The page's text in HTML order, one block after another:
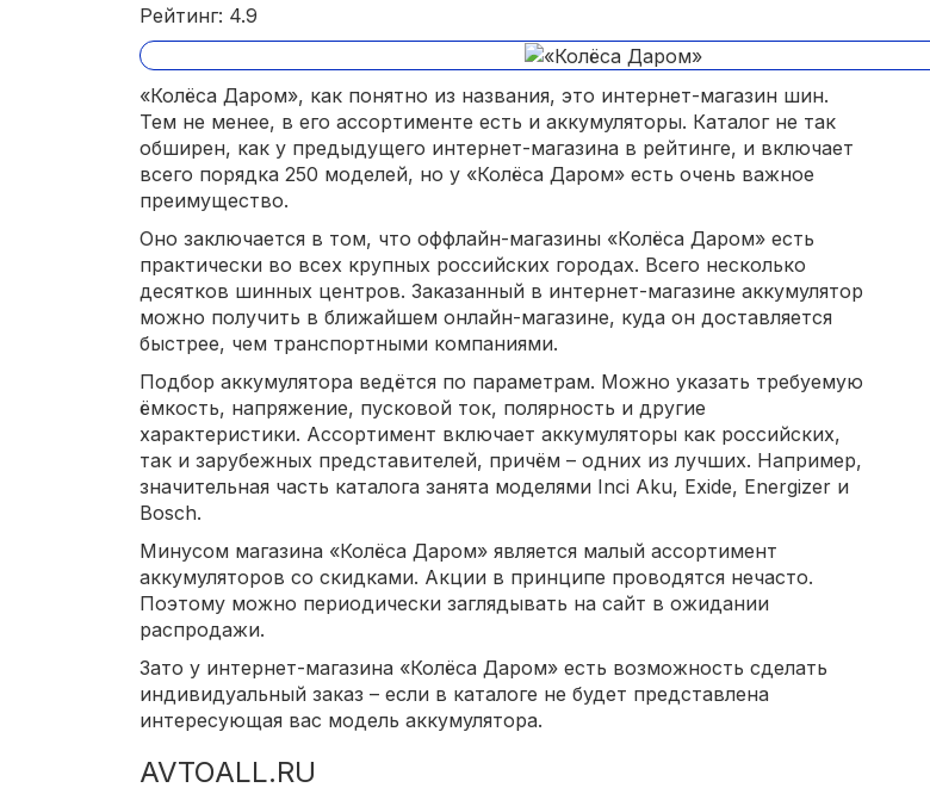
Рейтинг: 4.9
«Колёса Даром», как понятно из названия, это интернет-магазин шин.
Тем не менее, в его ассортименте есть и аккумуляторы. Каталог не так
обширен, как у предыдущего интернет-магазина в рейтинге, и включает
всего порядка 250 моделей, но у «Колёса Даром» есть очень важное
преимущество.
Оно заключается в том, что оффлайн-магазины «Колёса Даром» есть
практически во всех крупных российских городах. Всего несколько
десятков шинных центров. Заказанный в интернет-магазине аккумулятор
можно получить в ближайшем онлайн-магазине, куда он доставляется
быстрее, чем транспортными компаниями.
Подбор аккумулятора ведётся по параметрам. Можно указать требуемую
ёмкость, напряжение, пусковой ток, полярность и другие
характеристики. Ассортимент включает аккумуляторы как российских,
так и зарубежных представителей, причём – одних из лучших. Например,
значительная часть каталога занята моделями Inci Aku, Exide, Energizer и
Bosch.
Минусом магазина «Колёса Даром» является малый ассортимент
аккумуляторов со скидками. Акции в принципе проводятся нечасто.
Поэтому можно периодически заглядывать на сайт в ожидании
распродажи.
Зато у интернет-магазина «Колёса Даром» есть возможность сделать
индивидуальный заказ – если в каталоге не будет представлена
интересующая вас модель аккумулятора.
AVTOALL.RU